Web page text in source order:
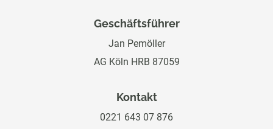
Geschäftsführer
Jan Pemöller
AG Köln HRB 87059
Kontakt
0221 643 07 876